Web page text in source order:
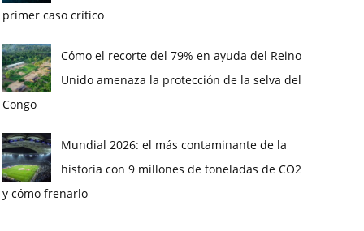
primer caso crítico
Cómo el recorte del 79% en ayuda del Reino
Unido amenaza la protección de la selva del
Congo
Mundial 2026: el más contaminante de la
historia con 9 millones de toneladas de CO2
y cómo frenarlo